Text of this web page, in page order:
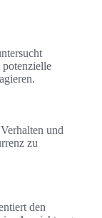
und
zu
den